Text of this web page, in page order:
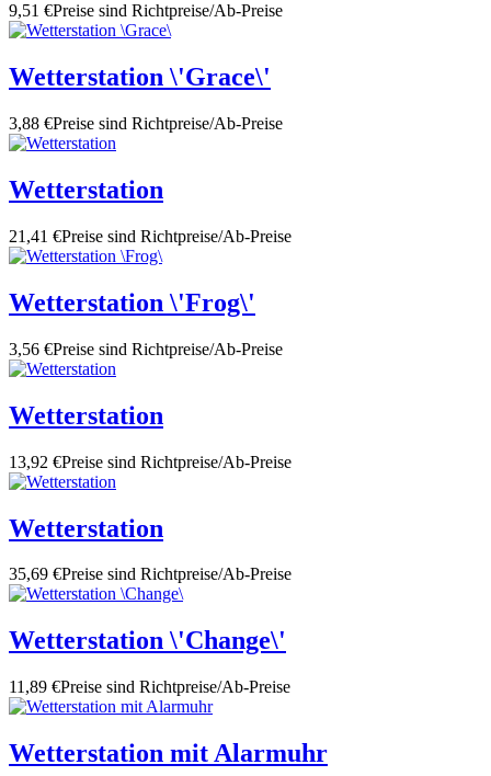
9,51 €Preise sind Richtpreise/Ab-Preise
Wetterstation \'Grace\'
3,88 €Preise sind Richtpreise/Ab-Preise
Wetterstation
21,41 €Preise sind Richtpreise/Ab-Preise
Wetterstation \'Frog\'
3,56 €Preise sind Richtpreise/Ab-Preise
Wetterstation
13,92 €Preise sind Richtpreise/Ab-Preise
Wetterstation
35,69 €Preise sind Richtpreise/Ab-Preise
Wetterstation \'Change\'
11,89 €Preise sind Richtpreise/Ab-Preise
Wetterstation mit Alarmuhr